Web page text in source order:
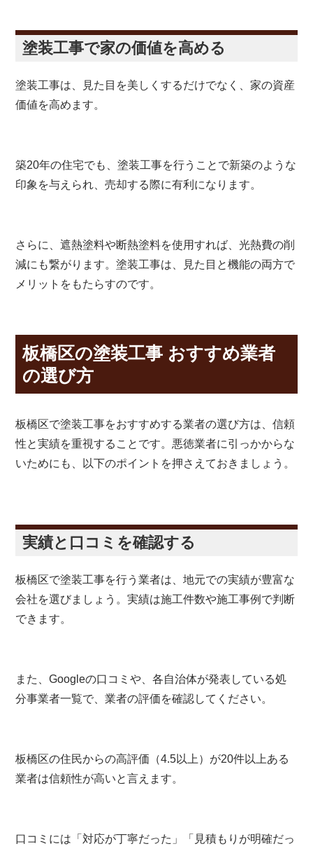
塗装工事で家の価値を高める
塗装工事は、見た目を美しくするだけでなく、家の資産
価値を高めます。
築20年の住宅でも、塗装工事を行うことで新築のような
印象を与えられ、売却する際に有利になります。
さらに、遮熱塗料や断熱塗料を使用すれば、光熱費の削
減にも繋がります。塗装工事は、見た目と機能の両方で
メリットをもたらすのです。
板橋区の塗装工事 おすすめ業者
の選び方
板橋区で塗装工事をおすすめする業者の選び方は、信頼
性と実績を重視することです。悪徳業者に引っかからな
いためにも、以下のポイントを押さえておきましょう。
実績と口コミを確認する
板橋区で塗装工事を行う業者は、地元での実績が豊富な
会社を選びましょう。実績は施工件数や施工事例で判断
できます。
また、Googleの口コミや、各自治体が発表している処
分事業者一覧で、業者の評価を確認してください。
板橋区の住民からの高評価（4.5以上）が20件以上ある
業者は信頼性が高いと言えます。
口コミには「対応が丁寧だった」「見積もりが明確だっ